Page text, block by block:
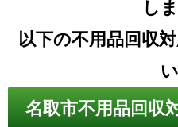
し
以下の不用品回収
い
名取市不用品回収